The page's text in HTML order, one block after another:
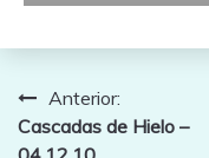
Navegación
de
Anterior:
Cascadas de Hielo –